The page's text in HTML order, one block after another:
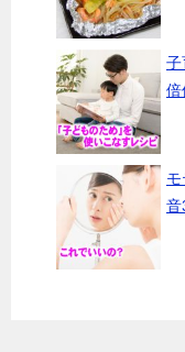
子
倍
音